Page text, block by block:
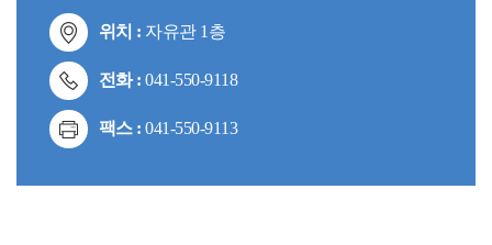
위치 : 자유관 1층
전화 :041-550-9118
팩스 :041-550-9113